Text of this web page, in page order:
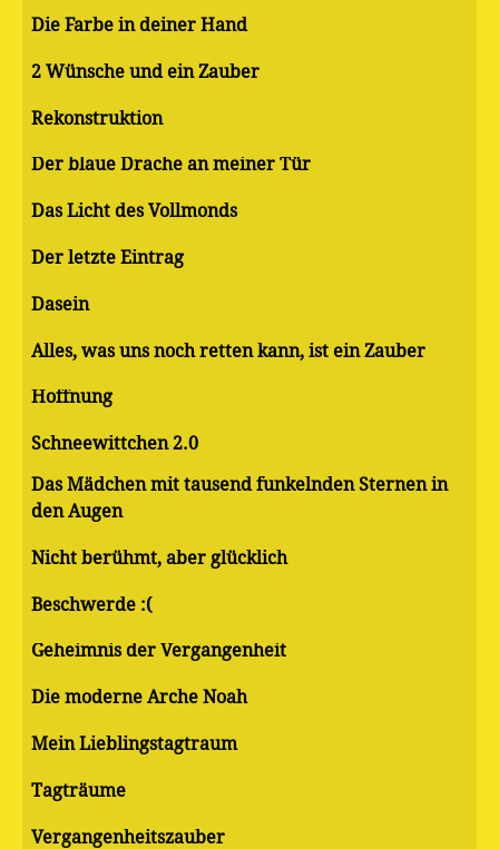
Die Farbe in deiner Hand
2 Wünsche und ein Zauber
Rekonstruktion
Der blaue Drache an meiner Tür
Das Licht des Vollmonds
Der letzte Eintrag
Dasein
Alles, was uns noch retten kann, ist ein Zauber
Hoffnung
Schneewittchen 2.0
Das Mädchen mit tausend funkelnden Sternen in
den Augen
Nicht berühmt, aber glücklich
Beschwerde :(
Geheimnis der Vergangenheit
Die moderne Arche Noah
Mein Lieblingstagtraum
Tagträume
Vergangenheitszauber